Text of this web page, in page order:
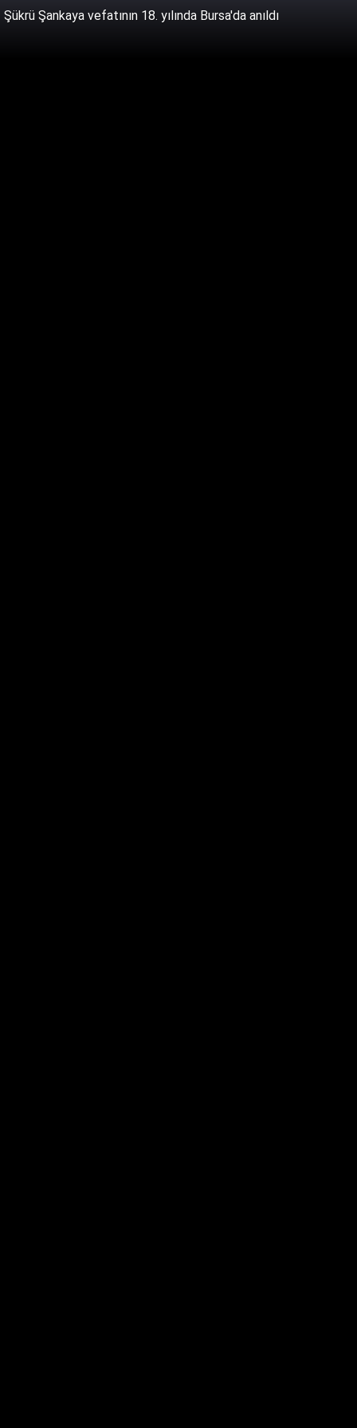
Şükrü Şankaya vefatının 18. yılında Bursa'da anıldı